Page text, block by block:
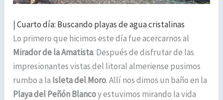
|Cuarto día: Buscando playas de agua cristalinas
Lo primero que hicimos este día fue acercarnos al
Mirador de la Amatista. Después de disfrutar de las
impresionantes vistas del litoral almeriense pusimos
rumbo a la Isleta del Moro. Allí nos dimos un baño en la
Playa del Peñón Blancoy estuvimos mirando la vida